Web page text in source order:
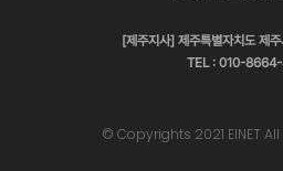
[제주지사] 제주특별자치도 제
TEL : 010-8664-
© Copyrights 2021 EINET